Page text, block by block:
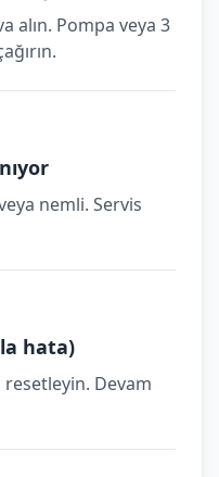
alın. Pompa veya 3
nemli. Servis
hata)
resetleyin. Devam